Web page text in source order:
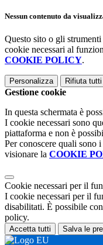
Nessun contenuto da
Questo sito o gli
cookie necessari al
COOKIE POLICY.
Personalizza Rifiuta tutti
Gestione cookie
In questa schermata è
I cookie necessari sono
piattaforma e non è
Per conoscere quali sono
visionare la COOKIE
Cookie necessari per il
I cookie necessari per il
disabilitati. È possibile
policy.
Accetta tutti Salva le